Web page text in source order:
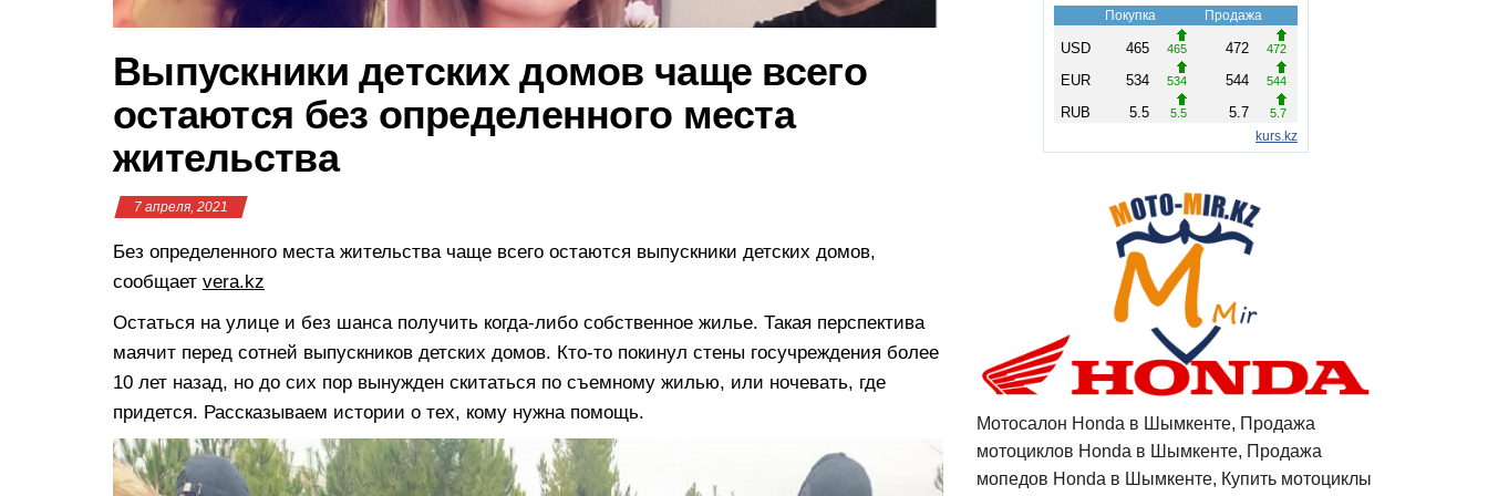
Выпускники детских домов чаще всего
остаются без определенного места
жительства
7 апреля, 2021
Без определенного места жительства чаще всего остаются выпускники детских домов,
сообщает vera.kz
Остаться на улице и без шанса получить когда-либо собственное жилье. Такая перспектива
маячит перед сотней выпускников детских домов. Кто-то покинул стены госучреждения более
10 лет назад, но до сих пор вынужден скитаться по съемному жилью, или ночевать, где
придется. Рассказываем истории о тех, кому нужна помощь.
Мотосалон Honda в Шымкенте, Продажа
мотоциклов Honda в Шымкенте, Продажа
мопедов Honda в Шымкенте, Купить мотоциклы